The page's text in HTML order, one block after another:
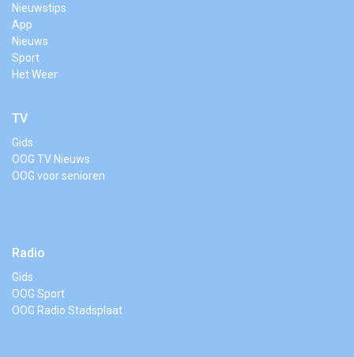
Nieuwstips
App
Nieuws
Sport
Het Weer
TV
Gids
OOG TV Nieuws
OOG voor senioren
Radio
Gids
OOG Sport
OOG Radio Stadsplaat